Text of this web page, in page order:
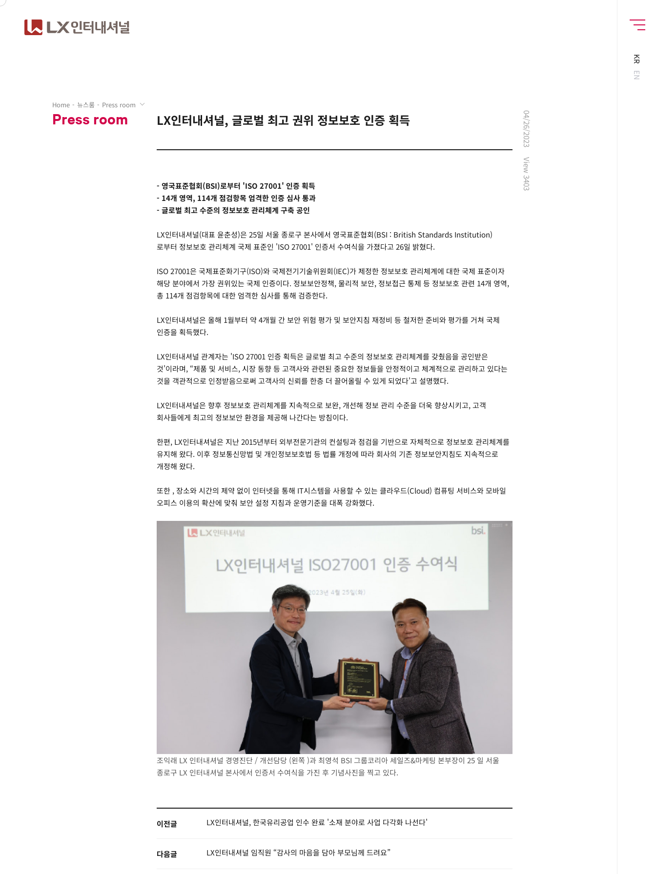
MENU
KR
EN
Home 뉴스룸 Press room
Press room LX인터내셔널, 글로벌 최고 권위 정보보호 인증 획득 04/26/2023
View
3403
- 영국표준협회(BSI)로부터 'ISO 27001' 인증 획득
- 14개 영역, 114개 점검항목 엄격한 인증 심사 통과
- 글로벌 최고 수준의 정보보호 관리체계 구축 공인
LX인터내셔널(대표 윤춘성)은 25일 서울 종로구 본사에서 영국표준협회(BSI : British Standards Institution)
로부터 정보보호 관리체계 국제 표준인 'ISO 27001' 인증서 수여식을 가졌다고 26일 밝혔다.
ISO 27001은 국제표준화기구(ISO)와 국제전기기술위원회(IEC)가 제정한 정보보호 관리체계에 대한 국제 표준이자
해당 분야에서 가장 권위있는 국제 인증이다. 정보보안정책, 물리적 보안, 정보접근 통제 등 정보보호 관련 14개 영역,
총 114개 점검항목에 대한 엄격한 심사를 통해 검증한다.
LX인터내셔널은 올해 1월부터 약 4개월 간 보안 위험 평가 및 보안지침 재정비 등 철저한 준비와 평가를 거쳐 국제
인증을 획득했다.
LX인터내셔널 관계자는 'ISO 27001 인증 획득은 글로벌 최고 수준의 정보보호 관리체계를 갖췄음을 공인받은
것'이라며, “제품 및 서비스, 시장 동향 등 고객사와 관련된 중요한 정보들을 안정적이고 체계적으로 관리하고 있다는
것을 객관적으로 인정받음으로써 고객사의 신뢰를 한층 더 끌어올릴 수 있게 되었다'고 설명했다.
LX인터내셔널은 향후 정보보호 관리체계를 지속적으로 보완, 개선해 정보 관리 수준을 더욱 향상시키고, 고객
회사들에게 최고의 정보보안 환경을 제공해 나간다는 방침이다.
한편, LX인터내셔널은 지난 2015년부터 외부전문기관의 컨설팅과 점검을 기반으로 자체적으로 정보보호 관리체계를
유지해 왔다. 이후 정보통신망법 및 개인정보보호법 등 법률 개정에 따라 회사의 기존 정보보안지침도 지속적으로
개정해 왔다.
또한 , 장소와 시간의 제약 없이 인터넷을 통해 IT시스템을 사용할 수 있는 클라우드(Cloud) 컴퓨팅 서비스와 모바일
오피스 이용의 확산에 맞춰 보안 설정 지침과 운영기준을 대폭 강화했다.
조익래 LX 인터내셔널 경영진단/ 개선담당 (왼쪽 )과 최영석 BSI 그룹코리아 세일즈&마케팅 본부장이 25 일 서울
종로구 LX 인터내셔널 본사에서 인증서 수여식을 가진 후 기념사진을 찍고 있다.
이전글 LX인터내셔널, 한국유리공업 인수 완료 '소재 분야로 사업 다각화 나선다'
다음글 LX인터내셔널 임직원 “감사의 마음을 담아 부모님께 드려요”